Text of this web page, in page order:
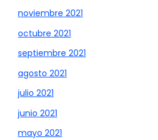
noviembre 2021
octubre 2021
septiembre 2021
agosto 2021
julio 2021
junio 2021
mayo 2021